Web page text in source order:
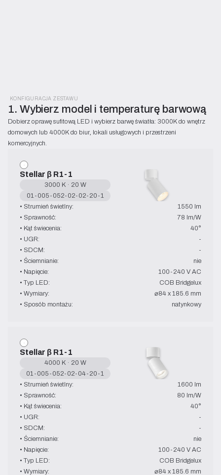
KONFIGURACJA ZESTAWU
1. Wybierz model i temperaturę barwową
Dobierz oprawę sufitową LED i wybierz barwę światła: 3000K do wnętrz
domowych lub 4000K do biur, lokali usługowych i przestrzeni
komercyjnych.
Stellar β R1-1
3000 K · 20 W
01-005-052-02-02-20-1
• Strumień świetlny:
1550 lm
• Sprawność:
78 lm/W
• Kąt świecenia:
40°
• UGR:
-
• SDCM:
-
• Ściemnianie:
nie
• Napięcie:
100-240 V AC
• Typ LED:
COB Bridgelux
• Wymiary:
⌀84 x 185.6 mm
• Sposób montażu:
natynkowy
Stellar β R1-1
4000 K · 20 W
01-005-052-02-04-20-1
• Strumień świetlny:
1600 lm
• Sprawność:
80 lm/W
• Kąt świecenia:
40°
• UGR:
-
• SDCM:
-
• Ściemnianie:
nie
• Napięcie:
100-240 V AC
• Typ LED:
COB Bridgelux
• Wymiary:
⌀84 x 185.6 mm